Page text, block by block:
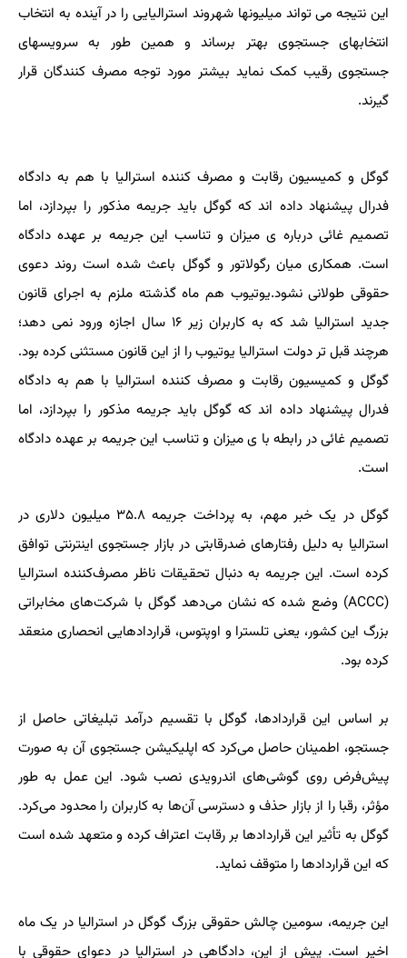
این نتیجه می تواند میلیونها شهروند استرالیایی را در آینده به انتخاب
انتخابهای جستجوی بهتر برساند و همین طور به سرویسهای
جستجوی رقیب کمک نماید بیشتر مورد توجه مصرف کنندگان قرار
گیرند.
گوگل و کمیسیون رقابت و مصرف کننده استرالیا با هم به دادگاه
فدرال پیشنهاد داده اند که گوگل باید جریمه مذکور را بپردازد، اما
تصمیم غائی درباره ی میزان و تناسب این جریمه بر عهده دادگاه
است. همکاری میان رگولاتور و گوگل باعث شده است روند دعوی
حقوقی طولانی نشود.یوتیوب هم ماه گذشته ملزم به اجرای قانون
جدید استرالیا شد که به کاربران زیر ۱۶ سال اجازه ورود نمی دهد؛
هرچند قبل تر دولت استرالیا یوتیوب را از این قانون مستثنی کرده بود.
گوگل و کمیسیون رقابت و مصرف کننده استرالیا با هم به دادگاه
فدرال پیشنهاد داده اند که گوگل باید جریمه مذکور را بپردازد، اما
تصمیم غائی در رابطه با ی میزان و تناسب این جریمه بر عهده دادگاه
است.
گوگل در یک خبر مهم، به پرداخت جریمه ۳۵.۸ میلیون دلاری در
استرالیا به دلیل رفتارهای ضدرقابتی در بازار جستجوی اینترنتی توافق
کرده است. این جریمه به دنبال تحقیقات ناظر مصرف‌کننده استرالیا
(ACCC) وضع شده که نشان می‌دهد گوگل با شرکت‌های مخابراتی
بزرگ این کشور، یعنی تلسترا و اوپتوس، قراردادهایی انحصاری منعقد
کرده بود.
بر اساس این قراردادها، گوگل با تقسیم درآمد تبلیغاتی حاصل از
جستجو، اطمینان حاصل می‌کرد که اپلیکیشن جستجوی آن به صورت
پیش‌فرض روی گوشی‌های اندرویدی نصب شود. این عمل به طور
مؤثر، رقبا را از بازار حذف و دسترسی آن‌ها به کاربران را محدود می‌کرد.
گوگل به تأثیر این قراردادها بر رقابت اعتراف کرده و متعهد شده است
که این قراردادها را متوقف نماید.
این جریمه، سومین چالش حقوقی بزرگ گوگل در استرالیا در یک ماه
اخیر است. پیش از این، دادگاهی در استرالیا در دعوای حقوقی با